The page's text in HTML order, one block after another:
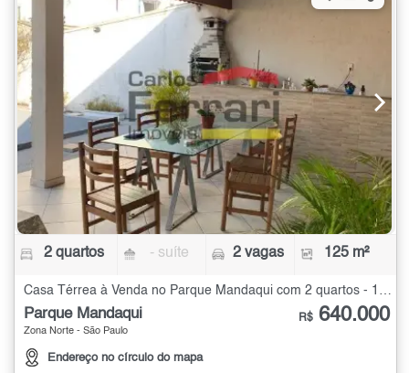
2 quartos - suíte 2 vagas 125 m²
Casa Térrea à Venda no Parque Mandaqui com 2 quartos - 125 m²
Parque Mandaqui
Zona Norte - São Paulo
Endereço no círculo do mapa
R$ 640.000